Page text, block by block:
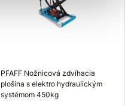
PFAFF Nožnicová zdvíhacia
plošina s elektro hydraulickým
systémom 450kg